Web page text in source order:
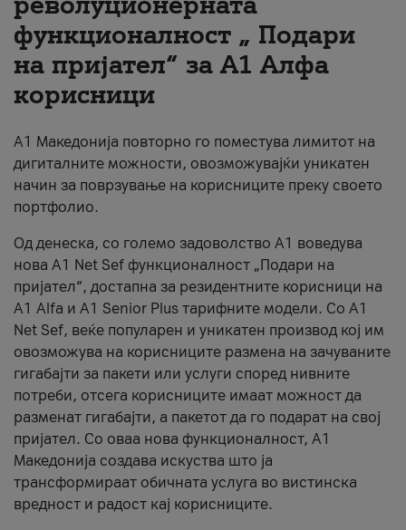
За нас
#ПодобарОнлајн
функционалност „ Подари
на пријател“ за А1 Алфа
корисници
А1 Македонија повторно го поместува лимитот на
дигиталните можности, овозможувајќи уникатен
начин за поврзување на корисниците преку своето
портфолио.
Од денеска, со големо задоволство А1 воведува
нова A1 Net Sef функционалност „Подари на
пријател“, достапна за резидентните корисници на
А1 Alfa и A1 Senior Plus тарифните модели. Со A1
Net Sef, веќе популарен и уникатен производ кој им
овозможува на корисниците размена на зачуваните
гигабајти за пакети или услуги според нивните
потреби, отсега корисниците имаат можност да
разменат гигабајти, а пакетот да го подарат на свој
пријател. Со оваа нова функционалност, А1
Македонија создава искуства што ја
трансформираат обичната услуга во вистинска
вредност и радост кај корисниците.